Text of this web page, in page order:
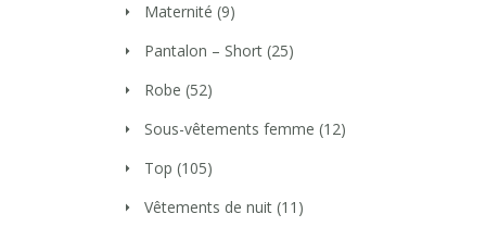
Maternité (9)
Pantalon – Short (25)
Robe (52)
Sous-vêtements femme (12)
Top (105)
Vêtements de nuit (11)